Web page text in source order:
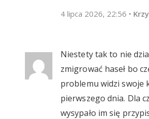
4 lipca 2026, 22:56 •
Niestety tak to nie
zmigrować haseł bo
problemu widzi swoje
pierwszego dnia. Dla
wysypało im się